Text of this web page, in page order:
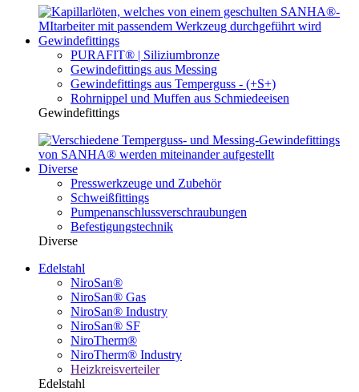
Gewindefittings
PURAFIT® | Siliziumbronze
Gewindefittings aus Messing
Gewindefittings aus Temperguss - (+S+)
Rohrnippel und Muffen aus Schmiedeeisen
Gewindefittings
Diverse
Presswerkzeuge und Zubehör
Schweißfittings
Pumpenanschlussverschraubungen
Befestigungstechnik
Diverse
Edelstahl
NiroSan®
NiroSan® Gas
NiroSan® Industry
NiroSan® SF
NiroTherm®
NiroTherm® Industry
Heizkreisverteiler
Edelstahl